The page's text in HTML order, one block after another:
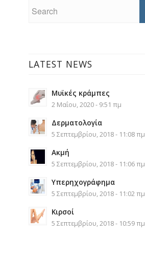
LATEST NEWS
Μυϊκές κράμπες
2 Μαΐου, 2020 - 9:51 πμ
Δερματολογία
5 Σεπτεμβρίου, 2018 - 11:08 πμ
Ακμή
5 Σεπτεμβρίου, 2018 - 11:06 πμ
Υπερηχογράφημα
5 Σεπτεμβρίου, 2018 - 11:02 πμ
Κιρσοί
5 Σεπτεμβρίου, 2018 - 10:59 πμ